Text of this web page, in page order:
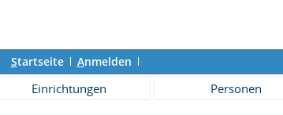
Startseite Anmelden
Einrichtungen Personen